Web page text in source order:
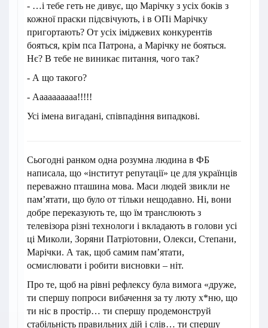
- …і тебе геть не дивує, що Марічку з усіх боків з
кожної праски підсвічують, і в ОПі Марічку
пригортають? От усіх іміджевих конкурентів
бояться, крім пса Патрона, а Марічку не бояться.
Нє? В тебе не виникає питання, чого так?
- А що такого?
- Аааааааааа!!!!!
Усі імена вигадані, співпадіння випадкові.
Сьогодні ранком одна розумна людина в ФБ
написала, що «інститут репутації» це для українців
переважно пташина мова. Маси людей звикли не
пам’ятати, що було от тільки нещодавно. Ні, вони
добре переказують те, що їм транслюють з
телевізора різні технологи і вкладають в голови усі
ці Миколи, Зоряни Патріотовни, Олекси, Степани,
Марічки. А так, щоб самим пам’ятати,
осмислювати і робити висновки – ніт.
Про те, щоб на рівні рефлексу була вимога «друже,
ти спершу попроси вибачення за ту люту х*ню, що
ти ніс в простір… ти спершу продемонструй
стабільність правильних дій і слів… ти спершу